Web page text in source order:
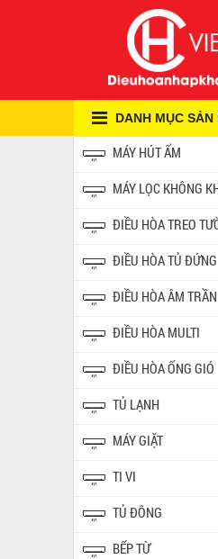
DANH MỤC SẢN
MÁY HÚT ẨM
MÁY LỌC KHÔNG
ĐIỀU HÒA TREO
ĐIỀU HÒA TỦ ĐỨNG
ĐIỀU HÒA ÂM TRẦN
ĐIỀU HÒA MULTI
ĐIỀU HÒA ỐNG GIÓ
TỦ LẠNH
MÁY GIẶT
TI VI
TỦ ĐÔNG
BẾP TỪ